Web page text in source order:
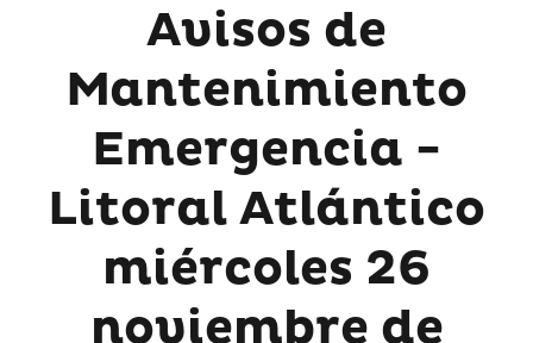
Avisos de
Mantenimiento
Emergencia -
Litoral Atlántico
miércoles 26
noviembre de